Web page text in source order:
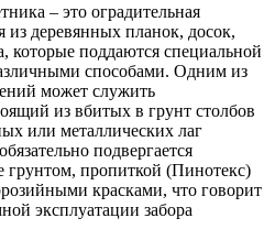
– это оградительная
из деревянных планок, досок,
которые поддаются специальной
способами. Одним из
может служить
из вбитых в грунт столбов
или металлических лаг
подвергается
грунтом, пропиткой (Пинотекс)
красками, что говорит
эксплуатации забора